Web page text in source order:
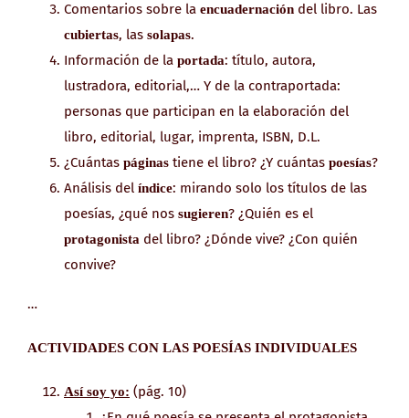
Comentarios sobre la encuadernacióndel libro. Las
cubiertas, las solapas.
Información de la portada: título, autora,
lustradora, editorial,… Y de la contraportada:
personas que participan en la elaboración del
libro, editorial, lugar, imprenta, ISBN, D.L.
¿Cuántas páginastiene el libro? ¿Y cuántas poesías?
Análisis del índice: mirando solo los títulos de las
poesías, ¿qué nos sugieren? ¿Quién es el
protagonistadel libro? ¿Dónde vive? ¿Con quién
convive?
…
ACTIVIDADES CON LAS POESÍAS INDIVIDUALES
Así soy yo: (pág. 10)